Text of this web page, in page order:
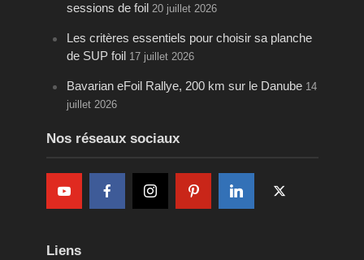
sessions de foil 20 juillet 2026
Les critères essentiels pour choisir sa planche
de SUP foil 17 juillet 2026
Bavarian eFoil Rallye, 200 km sur le Danube 14
juillet 2026
Nos réseaux sociaux
Liens